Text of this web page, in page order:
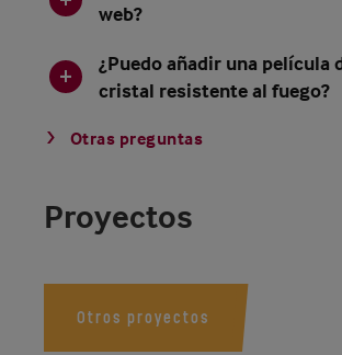
web?
¿Puedo añadir una película
cristal resistente al fuego?
Otras preguntas
Proyectos
Otros proyectos